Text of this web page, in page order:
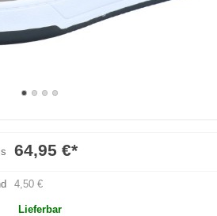
64,95 €*
4,50 €
Lieferbar